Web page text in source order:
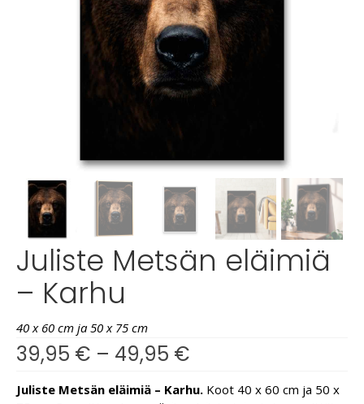
Juliste Metsän eläimiä
– Karhu
40 x 60 cm ja 50 x 75 cm
39,95 € – 49,95 €
Juliste Metsän eläimiä – Karhu. Koot 40 x 60 cm ja 50 x